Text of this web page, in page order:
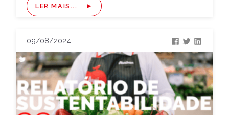
LER MAIS...
09/08/2024